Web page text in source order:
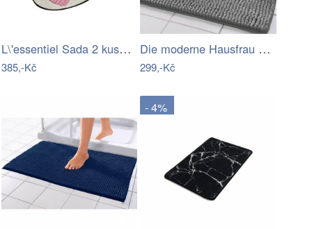
L\'essentiel Sada 2 kusů koupelnových…
385,-Kč
Die moderne Hausfrau Koupelnová…
299,-Kč
- 4%